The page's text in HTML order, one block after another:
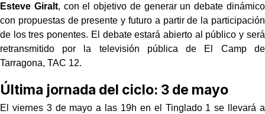
Esteve Giralt, con el objetivo de generar un debate dinámico
con propuestas de presente y futuro a partir de la participación
de los tres ponentes. El debate estará abierto al público y será
retransmitido por la televisión pública de El Camp de
Tarragona, TAC 12.
Última jornada del ciclo: 3 de mayo
El viernes 3 de mayo a las 19h en el Tinglado 1 se llevará a